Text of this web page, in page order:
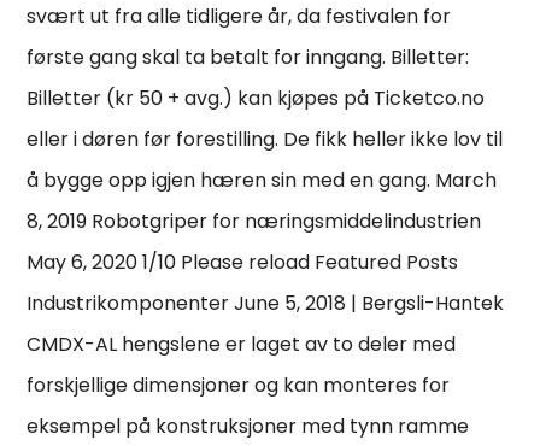
svært ut fra alle tidligere år, da festivalen for
første gang skal ta betalt for inngang. Billetter:
Billetter (kr 50 + avg.) kan kjøpes på Ticketco.no
eller i døren før forestilling. De fikk heller ikke lov til
å bygge opp igjen hæren sin med en gang. March
8, 2019 Robotgriper for næringsmiddelindustrien
May 6, 2020 1/10 Please reload Featured Posts
Industrikomponenter June 5, 2018 | Bergsli-Hantek
CMDX-AL hengslene er laget av to deler med
forskjellige dimensjoner og kan monteres for
eksempel på konstruksjoner med tynn ramme